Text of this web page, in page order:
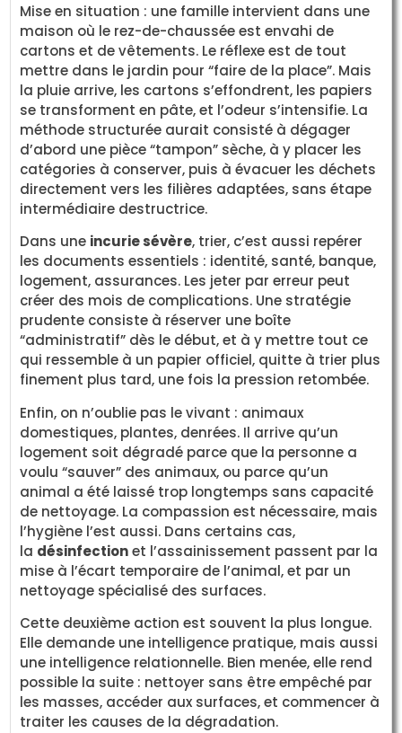
Mise en situation : une famille intervient dans une
maison où le rez-de-chaussée est envahi de
cartons et de vêtements. Le réflexe est de tout
mettre dans le jardin pour “faire de la place”. Mais
la pluie arrive, les cartons s’effondrent, les papiers
se transforment en pâte, et l’odeur s’intensifie. La
méthode structurée aurait consisté à dégager
d’abord une pièce “tampon” sèche, à y placer les
catégories à conserver, puis à évacuer les déchets
directement vers les filières adaptées, sans étape
intermédiaire destructrice.
Dans une incurie sévère, trier, c’est aussi repérer
les documents essentiels : identité, santé, banque,
logement, assurances. Les jeter par erreur peut
créer des mois de complications. Une stratégie
prudente consiste à réserver une boîte
“administratif” dès le début, et à y mettre tout ce
qui ressemble à un papier officiel, quitte à trier plus
finement plus tard, une fois la pression retombée.
Enfin, on n’oublie pas le vivant : animaux
domestiques, plantes, denrées. Il arrive qu’un
logement soit dégradé parce que la personne a
voulu “sauver” des animaux, ou parce qu’un
animal a été laissé trop longtemps sans capacité
de nettoyage. La compassion est nécessaire, mais
l’hygiène l’est aussi. Dans certains cas,
la désinfectionet l’assainissement passent par la
mise à l’écart temporaire de l’animal, et par un
nettoyage spécialisé des surfaces.
Cette deuxième action est souvent la plus longue.
Elle demande une intelligence pratique, mais aussi
une intelligence relationnelle. Bien menée, elle rend
possible la suite : nettoyer sans être empêché par
les masses, accéder aux surfaces, et commencer à
traiter les causes de la dégradation.